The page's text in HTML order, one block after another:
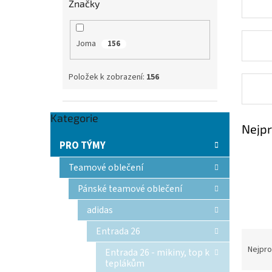
Značky
Joma 156
Položek k zobrazení: 156
Přeskočit
Kategorie
PRO TÝMY
Teamové oblečení
Pánské teamové oblečení
adidas
Entrada 26
Entrada 26 - mikiny, top k
teplákům